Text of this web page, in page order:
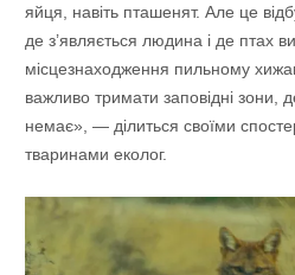
яйця, навіть пташенят. Але це
де з’являється людина і де птах
місцезнаходження пильному
важливо тримати заповідні зони,
немає», — ділиться своїми
тваринами еколог.